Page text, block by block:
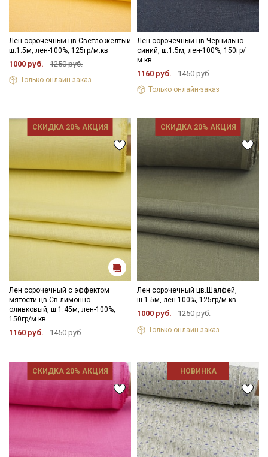
Лен сорочечный цв.Светло-желтый
ш.1.5м, лен-100%, 125гр/м.кв
1000 руб. 1250 руб.
Только онлайн-заказ
Лен сорочечный цв.Чернильно-
синий, ш.1.5м, лен-100%, 150гр/
м.кв
1160 руб. 1450 руб.
Только онлайн-заказ
СКИДКА 20% АКЦИЯ
Лен сорочечный с эффектом
мятости цв.Св.лимонно-
оливковый, ш.1.45м, лен-100%,
150гр/м.кв
1160 руб. 1450 руб.
СКИДКА 20% АКЦИЯ
Лен сорочечный цв.Шалфей,
ш.1.5м, лен-100%, 125гр/м.кв
1000 руб. 1250 руб.
Только онлайн-заказ
СКИДКА 20% АКЦИЯ НОВИНКА
Секретная рассылка от Купава
Мы публикуем здесь дополнительные
промокоды и скидки до 30% на узкие
категории тканей